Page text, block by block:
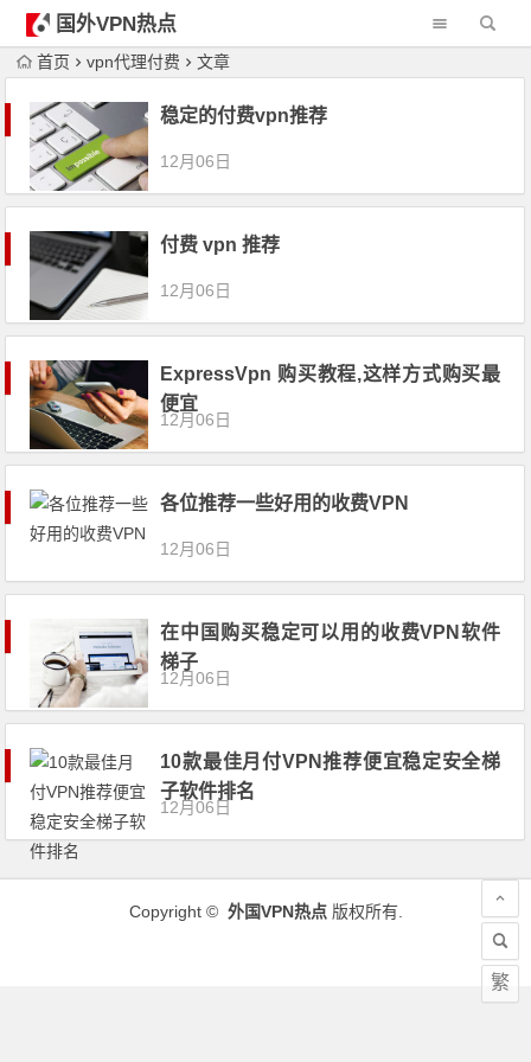
国外VPN热点
首页 vpn代理付费 文章
稳定的付费vpn推荐
12月06日
付费 vpn 推荐
12月06日
ExpressVpn 购买教程,这样方式购买最
便宜
12月06日
各位推荐一些好用的收费VPN
12月06日
在中国购买稳定可以用的收费VPN软件
梯子
12月06日
10款最佳月付VPN推荐便宜稳定安全梯
子软件排名
12月06日
Copyright © 外国VPN热点版权所有.
繁